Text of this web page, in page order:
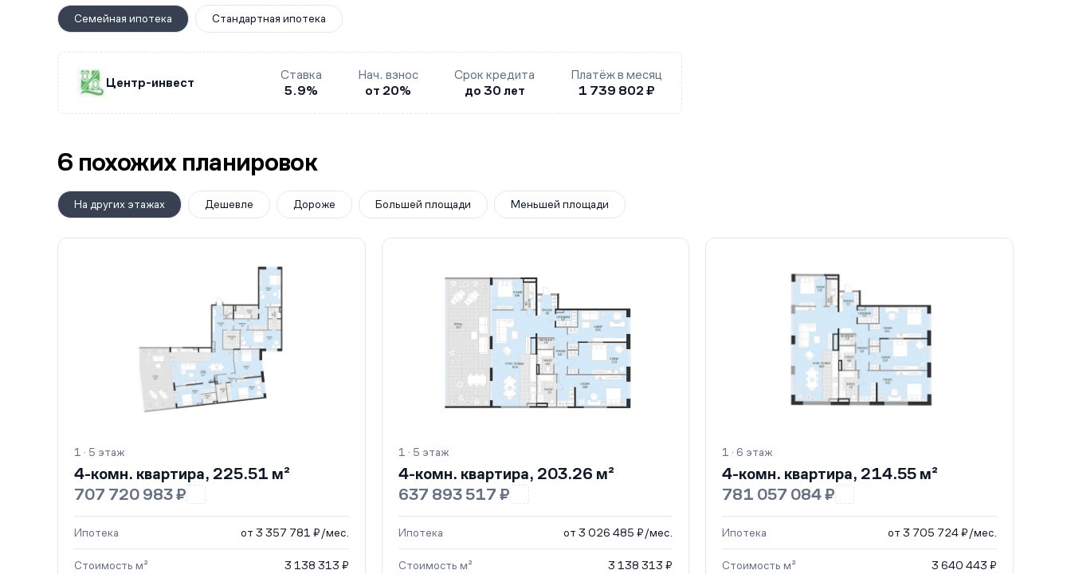
Семейная ипотека Стандартная ипотека
Центр-инвест
Ставка
5.9%
Нач. взнос
от 20%
Срок кредита
до 30 лет
Платёж в месяц
1 739 802 ₽
6 похожих планировок
На других этажах Дешевле Дороже Большей площади Меньшей площади
1 · 5 этаж
4-комн. квартира, 225.51 м²
707 720 983 ₽
Ипотека от 3 357 781 ₽/мес.
Стоимость м² 3 138 313 ₽
1 · 5 этаж
4-комн. квартира, 203.26 м²
637 893 517 ₽
Ипотека от 3 026 485 ₽/мес.
Стоимость м² 3 138 313 ₽
1 · 6 этаж
4-комн. квартира, 214.55 м²
781 057 084 ₽
Ипотека от 3 705 724 ₽/мес.
Стоимость м² 3 640 443 ₽